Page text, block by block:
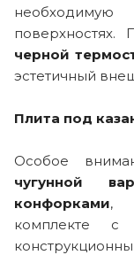
необходимую
поверхностях.
черной
эстетичный
Плита под
Особое
чугунной
конфорками,
комплекте